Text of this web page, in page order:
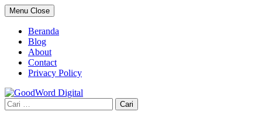
Skip
to
content
Menu Close
Beranda
Blog
About
Contact
Privacy Policy
Cari
untuk: